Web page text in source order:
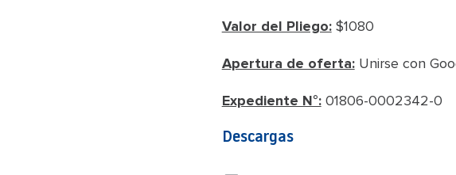
Valor del Pliego:$1080
Apertura de oferta:Unirse con
Expediente N°:01806-0002342-0
Descargas